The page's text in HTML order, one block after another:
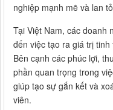
nghiệp mạnh mẽ và lan
Tại Việt Nam, các doanh
đến việc tạo ra giá trị
Bên cạnh các phúc lợi,
phần quan trọng trong
giúp tạo sự gắn kết và
viên.